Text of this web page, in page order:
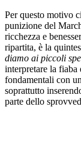
Per questo motivo
punizione del
ricchezza e
ripartita, è la
diamo ai piccoli
interpretare la fiaba
fondamentali con
soprattutto
parte dello